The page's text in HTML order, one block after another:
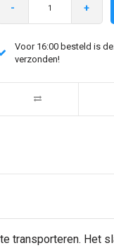
- +
Voor 16:00 besteld is
verzonden!
transporteren. Het